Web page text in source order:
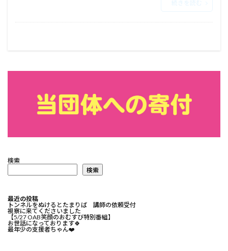
検索
検索
最近の投稿
トンネルをぬけるとたまりば 講師の依頼受付
視察に来てくださいました
【5/27 OAB笑顔のおむすび特別番組】
お世話になっております🍀⁡
最年少の支援者ちゃん❤️⁡